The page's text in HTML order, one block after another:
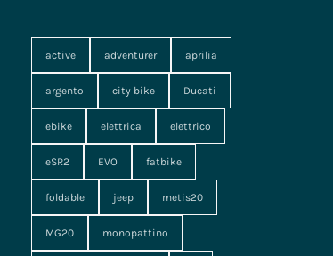
active adventurer aprilia
argento city bike Ducati
ebike elettrica elettrico
eSR2 EVO fatbike
foldable jeep metis20
MG20 monopattino